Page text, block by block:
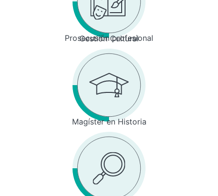
Prosecusión profesional
Gestión Cultural
Magíster en Historia